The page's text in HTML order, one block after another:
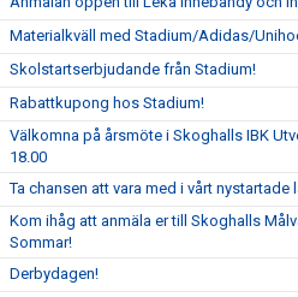
Materialkväll med Stadium/Adidas/
Skolstartserbjudande från Stadium!
Rabattkupong hos Stadium!
Välkomna på årsmöte i Skoghalls IBK
18.00
Ta chansen att vara med i vårt nystartade
Kom ihåg att anmäla er till Skoghalls
Sommar!
Derbydagen!